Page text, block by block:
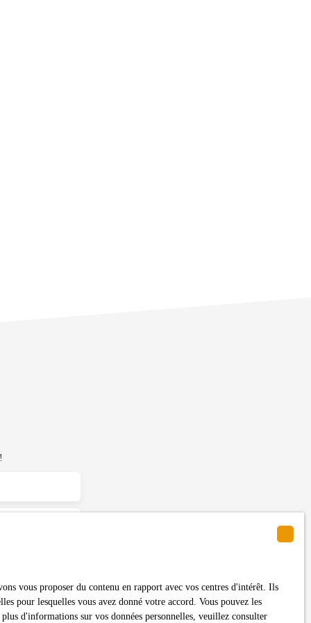
pas faire
sur la liste
vous proposer du contenu en rapport avec vos centres d'intérêt. Ils
pour lesquelles vous avez donné votre accord. Vous pouvez les
d'informations sur vos données personnelles, veuillez consulter